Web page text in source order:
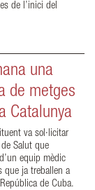
de l’inici del
una
de metges
Catalunya
va sol·licitar
Salut que
equip mèdic
que ja treballen a
de Cuba.